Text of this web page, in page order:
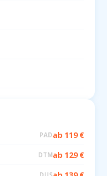
PADab 119 €
DTMab 129 €